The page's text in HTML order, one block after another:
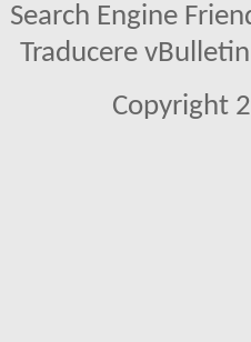
Search Engine
Traducere
Copyright